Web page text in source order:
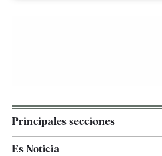
Principales secciones
España
Es Noticia